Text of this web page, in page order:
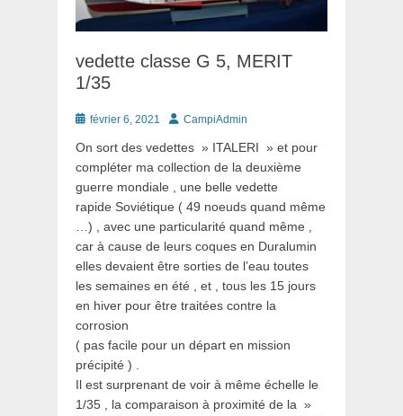
vedette classe G 5, MERIT
1/35
Postéfévrier 6, 2021 AuteurCampiAdmin
On sort des vedettes » ITALERI » et pour
compléter ma collection de la deuxième
guerre mondiale , une belle vedette
rapide Soviétique ( 49 noeuds quand même
…) , avec une particularité quand même ,
car à cause de leurs coques en Duralumin
elles devaient être sorties de l’eau toutes
les semaines en été , et , tous les 15 jours
en hiver pour être traitées contre la
corrosion
( pas facile pour un départ en mission
précipité ) .
Il est surprenant de voir à même échelle le
1/35 , la comparaison à proximité de la »